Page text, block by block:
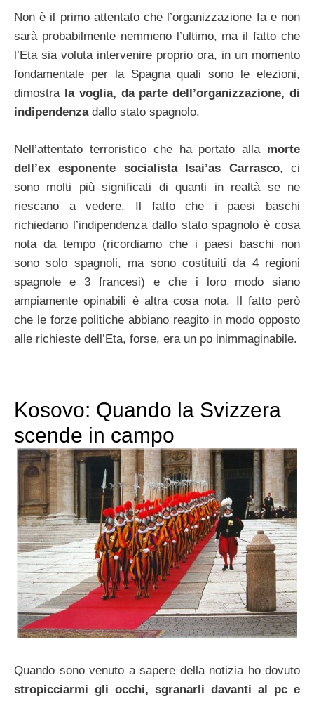
Non è il primo attentato che l’organizzazione fa e non
sarà probabilmente nemmeno l’ultimo, ma il fatto che
l’Eta sia voluta intervenire proprio ora, in un momento
fondamentale per la Spagna quali sono le elezioni,
dimostrala voglia, da parte dell’organizzazione, di
indipendenzadallo stato spagnolo.
Nell’attentato terroristico che ha portato alla morte
dell’ex esponente socialista Isai’as Carrasco, ci
sono molti più significati di quanti in realtà se ne
riescano a vedere. Il fatto che i paesi baschi
richiedano l’indipendenza dallo stato spagnolo è cosa
nota da tempo (ricordiamo che i paesi baschi non
sono solo spagnoli, ma sono costituiti da 4 regioni
spagnole e 3 francesi) e che i loro modo siano
ampiamente opinabili è altra cosa nota. Il fatto però
che le forze politiche abbiano reagito in modo opposto
alle richieste dell’Eta, forse, era un po inimmaginabile.
Kosovo: Quando la Svizzera
scende in campo
Quando sono venuto a sapere della notizia ho dovuto
stropicciarmi gli occhi, sgranarli davanti al pc e